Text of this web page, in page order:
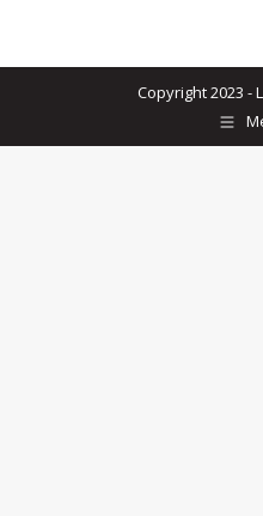
Copyright 2023 -